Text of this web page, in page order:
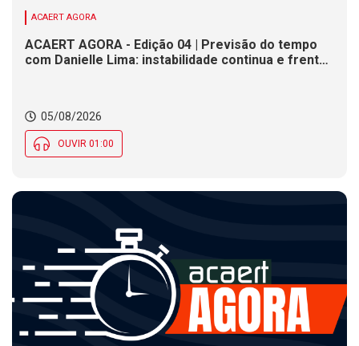
ACAERT AGORA
ACAERT AGORA - Edição 04 | Previsão do tempo
com Danielle Lima: instabilidade continua e frente
05/08/2026
OUVIR 01:00